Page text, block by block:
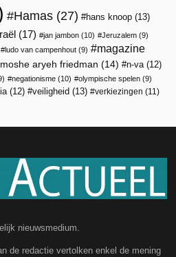
Hamas (27) hans knoop (13)
(17) jan jambon (10) Jeruzalem (9)
ludo van campenhout (9)
magazine
moshe aryeh friedman (14) n-va (12)
negationisme (10) olympische spelen (9)
(12) veiligheid (13) verkiezingen (11)
nieuwsmedium.
de redactie vertolken enkel de mening